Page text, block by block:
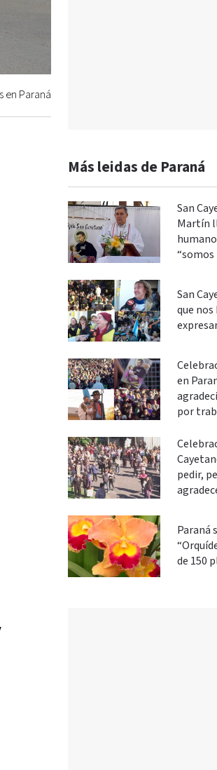
en Paraná
Más leidas de Paraná
San
Martín
San
que nos
en
por
pedir,
Paraná
de 150